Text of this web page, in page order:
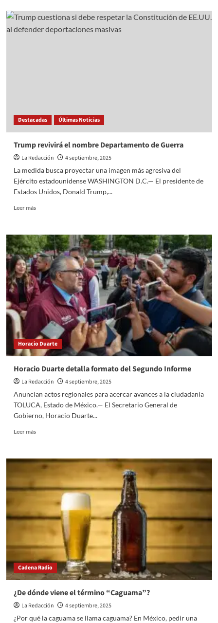
Tlalnepantla
invita
a
Destacadas Últimas Noticias
Trump revivirá el nombre Departamento de Guerra
La Redacción
4 septiembre, 2025
La medida busca proyectar una imagen más agresiva del
Ejército estadounidense WASHINGTON D.C.— El presidente de
Estados Unidos, Donald Trump,...
Leer másRead
Trump
revivirá
el
nombre
Departamento
de
Guerra
Horacio Duarte
Horacio Duarte detalla formato del Segundo Informe
La Redacción
4 septiembre, 2025
Anuncian actos regionales para acercar avances a la ciudadanía
TOLUCA, Estado de México.— El Secretario General de
Gobierno, Horacio Duarte...
Leer másRead
Horacio
Duarte
formato
Segundo
Informe
Cadena Radio
¿De dónde viene el término “Caguama”?
La Redacción
4 septiembre, 2025
¿Por qué la caguama se llama caguama? En México, pedir una